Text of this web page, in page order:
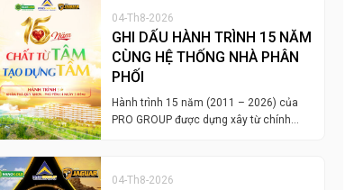
04-Th8-2026
GHI DẤU HÀNH TRÌNH 15 NĂM
CÙNG HỆ THỐNG NHÀ PHÂN
PHỐI
Hành trình 15 năm (2011 – 2026) của
PRO GROUP được dựng xây từ chính…
04-Th8-2026